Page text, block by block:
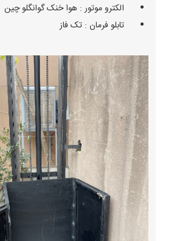
الکترو موتور : هوا خنک گوانگلو چین
تابلو فرمان : تک فاز